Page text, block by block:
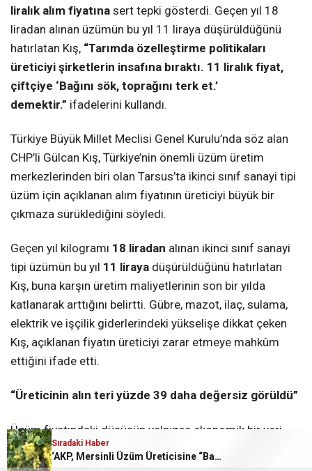
Sıradaki Haber
VATANDAŞIN BORCU 6 TRİLYON 677 MİLYAR LİRAYA ULAŞTI
Sıradaki Haber
‘AKP, Mersinli Üzüm Üreticisine “Bağını Sök, Toprağını Terk Et” Diyor!’
liralık alım fiyatına sert tepki gösterdi. Geçen yıl 18
liradan alınan üzümün bu yıl 11 liraya düşürüldüğünü
hatırlatan Kış, “Tarımda özelleştirme politikaları
üreticiyi şirketlerin insafına bıraktı. 11 liralık fiyat,
çiftçiye ‘Bağını sök, toprağını terk et.’
demektir.” ifadelerini kullandı.
Türkiye Büyük Millet Meclisi Genel Kurulu’nda söz alan
CHP’li Gülcan Kış, Türkiye’nin önemli üzüm üretim
merkezlerinden biri olan Tarsus’ta ikinci sınıf sanayi tipi
üzüm için açıklanan alım fiyatının üreticiyi büyük bir
çıkmaza sürüklediğini söyledi.
Geçen yıl kilogramı 18 liradan alınan ikinci sınıf sanayi
tipi üzümün bu yıl 11 liraya düşürüldüğünü hatırlatan
Kış, buna karşın üretim maliyetlerinin son bir yılda
katlanarak arttığını belirtti. Gübre, mazot, ilaç, sulama,
elektrik ve işçilik giderlerindeki yükselişe dikkat çeken
Kış, açıklanan fiyatın üreticiyi zarar etmeye mahkûm
ettiğini ifade etti.
“Üreticinin alın teri yüzde 39 daha değersiz görüldü”
Üzüm fiyatındaki düşüşün yalnızca ekonomik bir veri
olmadığını söyleyen Kış, geçen yıla göre yaklaşık
39’luk fiyat kaybının